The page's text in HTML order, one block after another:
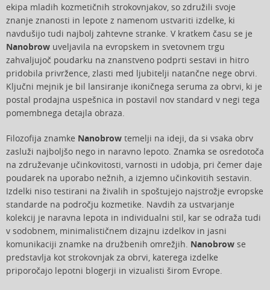
ekipa mladih kozmetičnih strokovnjakov, so združili svoje
znanje znanosti in lepote z namenom ustvariti izdelke, ki
navdušijo tudi najbolj zahtevne stranke. V kratkem času se je
Nanobrow uveljavila na evropskem in svetovnem trgu
zahvaljujoč poudarku na znanstveno podprti sestavi in hitro
pridobila privržence, zlasti med ljubitelji natančne nege obrvi.
Ključni mejnik je bil lansiranje ikoničnega seruma za obrvi, ki je
postal prodajna uspešnica in postavil nov standard v negi tega
pomembnega detajla obraza.
Filozofija znamke Nanobrow temelji na ideji, da si vsaka obrv
zasluži najboljšo nego in naravno lepoto. Znamka se osredotoča
na združevanje učinkovitosti, varnosti in udobja, pri čemer daje
poudarek na uporabo nežnih, a izjemno učinkovitih sestavin.
Izdelki niso testirani na živalih in spoštujejo najstrožje evropske
standarde na področju kozmetike. Navdih za ustvarjanje
kolekcij je naravna lepota in individualni stil, kar se odraža tudi
v sodobnem, minimalističnem dizajnu izdelkov in jasni
komunikaciji znamke na družbenih omrežjih. Nanobrow se
predstavlja kot strokovnjak za obrvi, katerega izdelke
priporočajo lepotni blogerji in vizualisti širom Evrope.